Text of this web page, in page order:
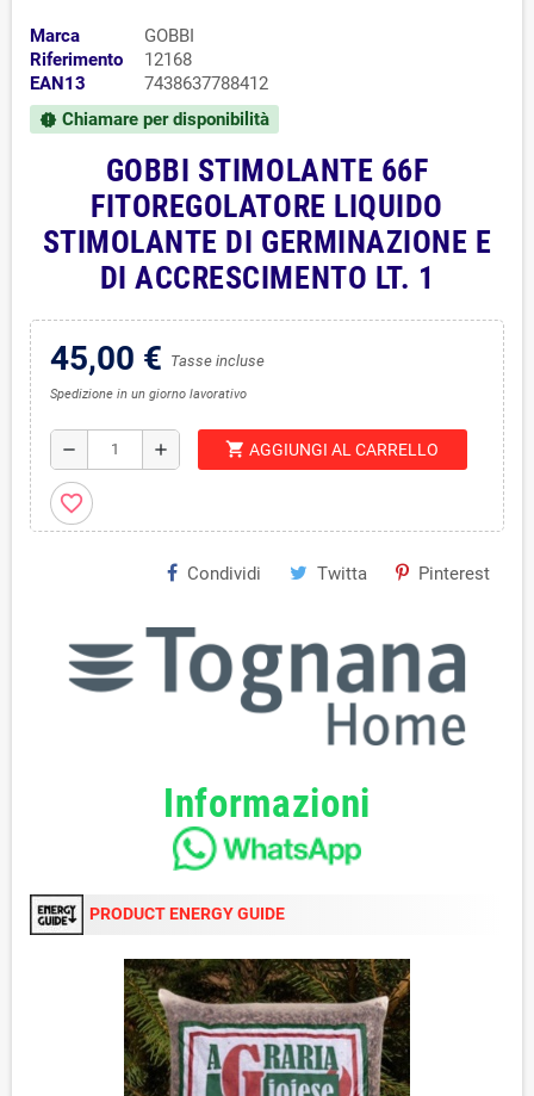
Marca
GOBBI
Riferimento
12168
EAN13
7438637788412
new_releases Chiamare per disponibilità
GOBBI STIMOLANTE 66F
FITOREGOLATORE LIQUIDO
STIMOLANTE DI GERMINAZIONE E
DI ACCRESCIMENTO LT. 1
45,00 € Tasse incluse
Spedizione in un giorno lavorativo
remove add shopping_cart AGGIUNGI AL CARRELLO
favorite_border
Condividi Twitta Pinterest
Informazioni
PRODUCT ENERGY GUIDE